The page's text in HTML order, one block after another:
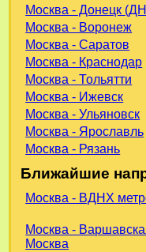
Москва - Донецк
Москва - Воронеж
Москва - Саратов
Москва - Краснодар
Москва - Тольятти
Москва - Ижевск
Москва - Ульяновск
Москва - Ярославль
Москва - Рязань
Ближайшие
Москва - ВДНХ
Москва -
Москва